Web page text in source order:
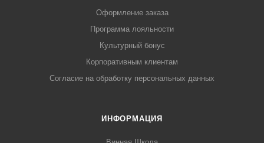
Оформление заказа
Программа лояльности
Культурный бонус
Корпоративным клиентам
Согласие на обработку персональных данных
ИНФОРМАЦИЯ